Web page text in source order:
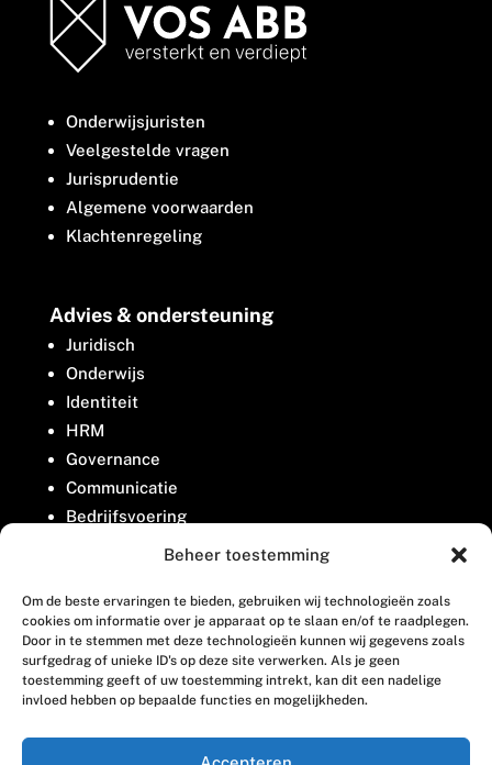
Beheer toestemming
Om de beste ervaringen te bieden, gebruiken wij technologieën zoals
cookies om informatie over je apparaat op te slaan en/of te raadplegen.
Door in te stemmen met deze technologieën kunnen wij gegevens zoals
surfgedrag of unieke ID's op deze site verwerken. Als je geen
toestemming geeft of uw toestemming intrekt, kan dit een nadelige
invloed hebben op bepaalde functies en mogelijkheden.
Onderwijsjuristen
Veelgestelde vragen
Jurisprudentie
Algemene voorwaarden
Klachtenregeling
Advies & ondersteuning
Juridisch
Onderwijs
Identiteit
HRM
Governance
Communicatie
Bedrijfsvoering
Belangenbehartiging
Contact
Houttuinlaan 8
3447 GM Woerden